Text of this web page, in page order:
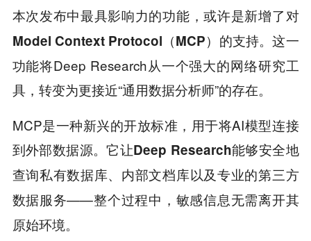
本次发布中最具影响力的功能，或许是新增了对
Model Context Protocol（MCP）的支持。这一
功能将Deep Research从一个强大的网络研究工
具，转变为更接近“通用数据分析师”的存在。
MCP是一种新兴的开放标准，用于将AI模型连接
到外部数据源。它让Deep Research能够安全地
查询私有数据库、内部文档库以及专业的第三方
数据服务——整个过程中，敏感信息无需离开其
原始环境。